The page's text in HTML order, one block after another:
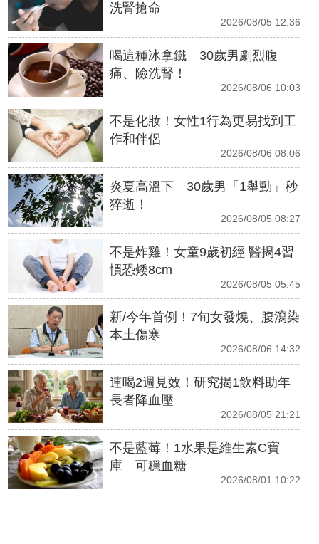
洗腎搶命
2026/08/05 12:36
喝這種冰拿鐵 30歲男劇烈腹
痛、險洗腎！
2026/08/06 10:03
不是化妝！女性1行為更易找到工
作和伴侶
2026/08/06 08:06
炎夏高溫下 30歲男「1舉動」秒
猝逝！
2026/08/05 08:27
不是炸雞！女童9歲初經 醫揭4習
慣恐矮8cm
2026/08/05 05:45
新/今年首例！7旬女發燒、腹瀉染
本土傷寒
2026/08/06 14:32
連喝2週見效！研究揭1飲料助年
長者降血壓
2026/08/05 21:21
不是藍莓！1水果是維生素C寶
庫 可穩血糖
2026/08/01 10:22